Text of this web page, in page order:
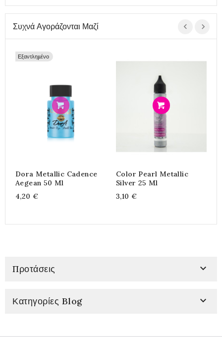
Συχνά Αγοράζονται Μαζί
Εξαντλημένο
Dora Metallic Cadence
Aegean 50 Ml
4,20 €
Color Pearl Metallic
Silver 25 Ml
3,10 €
Προτάσεις 
Κατηγορίες Blog 